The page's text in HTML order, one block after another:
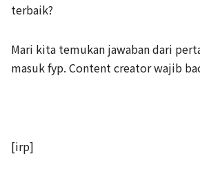
terbaik?
Mari kita temukan jawaban dari
masuk fyp. Content creator wajib
[irp]